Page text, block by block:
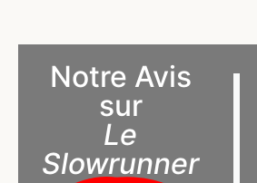
Notre Avis
sur
Le
Slowrunner